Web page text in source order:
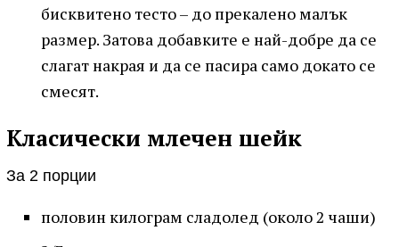
бисквитено тесто – до прекалено малък
размер. Затова добавките е най-добре да се
слагат накрая и да се пасира само докато се
смесят.
Класически млечен шейк
За 2 порции
половин килограм сладолед (около 2 чаши)